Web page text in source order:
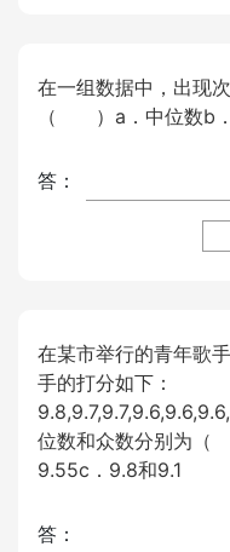
在一组数据中，出现
（ ）a．中位数b
答：
在某市举行的青年歌
手的打分如下：
位数和众数分别为
9.55c．9.8和9.1
答：